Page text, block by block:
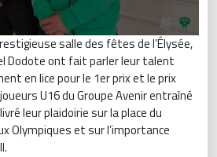
salle des fêtes de l’Élysée,
Dodote ont fait parler leur talent
en lice pour le 1er prix et le prix
U16 du Groupe Avenir entraîné
leur plaidoirie sur la place du
Olympiques et sur l’importance